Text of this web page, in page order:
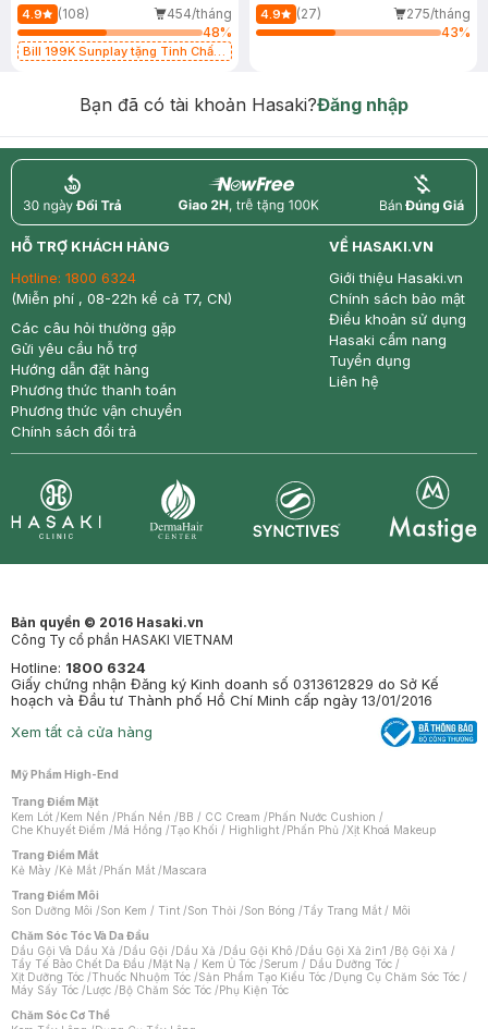
4.9 (108)
454/tháng
48%
Bill 199K Sunplay tặng Tinh Chất
4.9 (27)
275/tháng
43%
Bạn đã có tài khoản Hasaki?Đăng nhập
return nowfree price
HỖ TRỢ KHÁCH HÀNG
Hotline: 1800 6324
(Miễn phí , 08-22h kể cả T7, CN)
Các câu hỏi thường gặp
Gửi yêu cầu hỗ trợ
Hướng dẫn đặt hàng
Phương thức thanh toán
Phương thức vận chuyển
Chính sách đổi trả
VỀ HASAKI.VN
Giới thiệu Hasaki.vn
Chính sách bảo mật
Điều khoản sử dụng
Hasaki cẩm nang
Tuyển dụng
Liên hệ
Bản quyền © 2016 Hasaki.vn
Công Ty cổ phần HASAKI VIETNAM
Hotline: 1800 6324
Giấy chứng nhận Đăng ký Kinh doanh số 0313612829 do Sở Kế
hoạch và Đầu tư Thành phố Hồ Chí Minh cấp ngày 13/01/2016
Xem tất cả cửa hàng
Mỹ Phẩm High-End
Trang Điểm Mặt
Kem Lót /Kem Nền /Phấn Nền /BB / CC Cream /Phấn Nước Cushion /
Che Khuyết Điểm /Má Hồng /Tạo Khối / Highlight /Phấn Phủ /Xịt Khoá Makeup
Trang Điểm Mắt
Kẻ Mày /Kẻ Mắt /Phấn Mắt /Mascara
Trang Điểm Môi
Son Dưỡng Môi /Son Kem / Tint /Son Thỏi /Son Bóng /Tẩy Trang Mắt / Môi
Chăm Sóc Tóc Và Da Đầu
Dầu Gội Và Dầu Xả /Dầu Gội /Dầu Xả /Dầu Gội Khô /Dầu Gội Xả 2in1 /Bộ Gội Xả /
Tẩy Tế Bào Chết Da Đầu /Mặt Nạ / Kem Ủ Tóc /Serum / Dầu Dưỡng Tóc /
Xịt Dưỡng Tóc /Thuốc Nhuộm Tóc /Sản Phẩm Tạo Kiểu Tóc /Dụng Cụ Chăm Sóc Tóc /
Máy Sấy Tóc /Lược /Bộ Chăm Sóc Tóc /Phụ Kiện Tóc
Chăm Sóc Cơ Thể